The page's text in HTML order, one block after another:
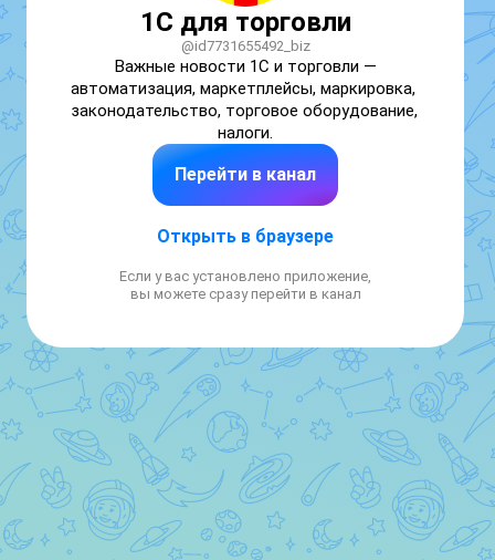
1С для торговли
@id7731655492_biz
Важные новости 1С и торговли —
автоматизация, маркетплейсы, маркировка,
законодательство, торговое оборудование,
налоги.
Перейти в канал
Открыть в браузере
Если у вас установлено приложение,
вы можете сразу перейти в канал